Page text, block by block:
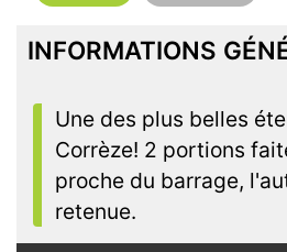
INFORMATIONS
Une des plus belles
Corrèze! 2 portions
proche du barrage,
retenue.